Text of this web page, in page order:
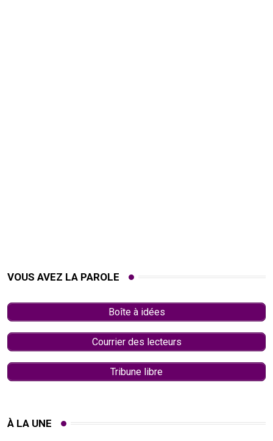
VOUS AVEZ LA PAROLE
Boîte à idées
Courrier des lecteurs
Tribune libre
À LA UNE